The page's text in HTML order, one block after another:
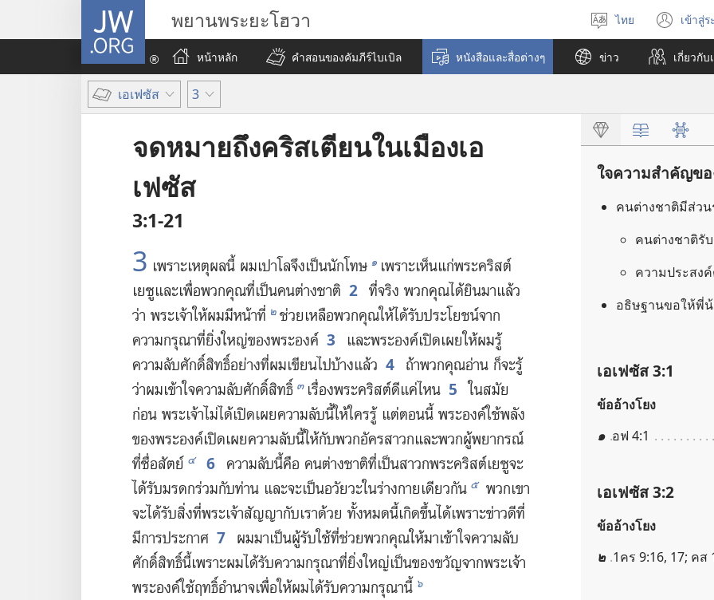
JW.ORG พยานพระยะโฮวา
เลือก
ภาษา
ไทย เข้าสู่ร
(เปิด
หน้
ให
หน้าหลัก
คำสอนของคัมภีร์ไบเบิล หนังสือและสื่อต่างๆ ข่าว เกี่ยว​กับ​
เอเฟซัส 3
จดหมายถึงคริสเตียนในเมืองเอ
เฟซัส
3:1-21
3 เพราะ​เหตุ​ผล​นี้ ผม​เปาโล​จึง​เป็น​นัก​โทษ ๑ เพราะ​เห็น​แก่​พระ​คริสต์​
เยซู​และ​เพื่อ​พวก​คุณ​ที่​เป็น​คน​ต่าง​ชาติ 2 ที่​จริง พวก​คุณ​ได้​ยิน​มา​แล้ว​
ว่า พระเจ้า​ให้​ผม​มี​หน้า​ที่ ๒ ช่วยเหลือ​พวก​คุณ​ให้​ได้​รับ​ประโยชน์​จาก​
ความ​กรุณา​ที่​ยิ่ง​ใหญ่​ของ​พระองค์ 3
และ​พระองค์​เปิด​เผย​ให้​ผม​รู้​
ความ​ลับ​ศักดิ์สิทธิ์​อย่าง​ที่​ผม​เขียน​ไป​บ้าง​แล้ว 4 ถ้า​พวก​คุณ​อ่าน ก็​จะ​รู้​
ว่า​ผม​เข้าใจ​ความ​ลับ​ศักดิ์สิทธิ์ ๓ เรื่อง​พระ​คริสต์​ดี​แค่​ไหน 5 ใน​สมัย​
ก่อน พระเจ้า​ไม่​ได้​เปิด​เผย​ความ​ลับ​นี้​ให้​ใคร​รู้ แต่​ตอน​นี้ พระองค์​ใช้​พลัง​
ของ​พระองค์​เปิด​เผย​ความ​ลับ​นี้​ให้​กับ​พวก​อัครสาวก​และ​พวก​ผู้​พยากรณ์​
ที่​ซื่อ​สัตย์ ๔ 6 ความ​ลับ​นี้​คือ คน​ต่าง​ชาติ​ที่​เป็น​สาวก​พระ​คริสต์​เยซู​จะ​
ได้​รับ​มรดก​ร่วม​กับ​ท่าน และ​จะ​เป็น​อวัยวะ​ใน​ร่าง​กาย​เดียว​กัน ๕ พวก​เขา​
จะ​ได้​รับ​สิ่ง​ที่​พระเจ้า​สัญญา​กับ​เรา​ด้วย ทั้ง​หมด​นี้​เกิด​ขึ้น​ได้​เพราะ​ข่าว​ดี​ที่​
มี​การ​ประกาศ 7 ผม​มา​เป็น​ผู้​รับใช้​ที่​ช่วย​พวก​คุณ​ให้​มา​เข้าใจ​ความ​ลับ​
ศักดิ์สิทธิ์​นี้​เพราะ​ผม​ได้​รับ​ความ​กรุณา​ที่​ยิ่ง​ใหญ่​เป็น​ของ​ขวัญ​จาก​พระเจ้า
พระองค์​ใช้​ฤทธิ์​อำนาจ​เพื่อ​ให้​ผม​ได้​รับ​ความ​กรุณา​นี้ ๖
ใจความสำคัญขอ
คน​ต่าง​ชาติ​มี​ส่ว
คน​ต่าง​ชาติ​รั
ความ​ประสง
อธิษฐาน​ขอ​ให้​พี่​น้
เอเฟซัส 3:1
ข้ออ้างโยง
๑ อฟ 4:1
เอเฟซัส 3:2
ข้ออ้างโยง
๒ 1คร 9:16, 17; คส